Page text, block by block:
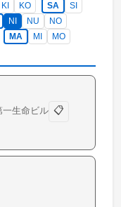
KI KO SA
SI
NI NU
NO
MA MI
MO
一生命ビル 📋